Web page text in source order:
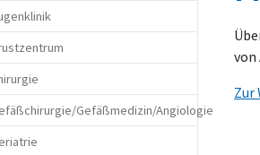
von
Zur
Gefäßmedizin/Angiologie